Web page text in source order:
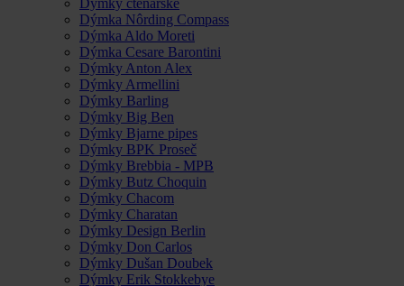
Dýmky čtenářské
Dýmka Nôrding Compass
Dýmka Aldo Moreti
Dýmka Cesare Barontini
Dýmky Anton Alex
Dýmky Armellini
Dýmky Barling
Dýmky Big Ben
Dýmky Bjarne pipes
Dýmky BPK Proseč
Dýmky Brebbia - MPB
Dýmky Butz Choquin
Dýmky Chacom
Dýmky Charatan
Dýmky Design Berlin
Dýmky Don Carlos
Dýmky Dušan Doubek
Dýmky Erik Stokkebye